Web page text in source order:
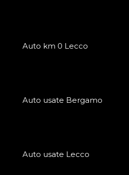
Auto km 0 Lecco
Auto usate Bergamo
Auto usate Lecco